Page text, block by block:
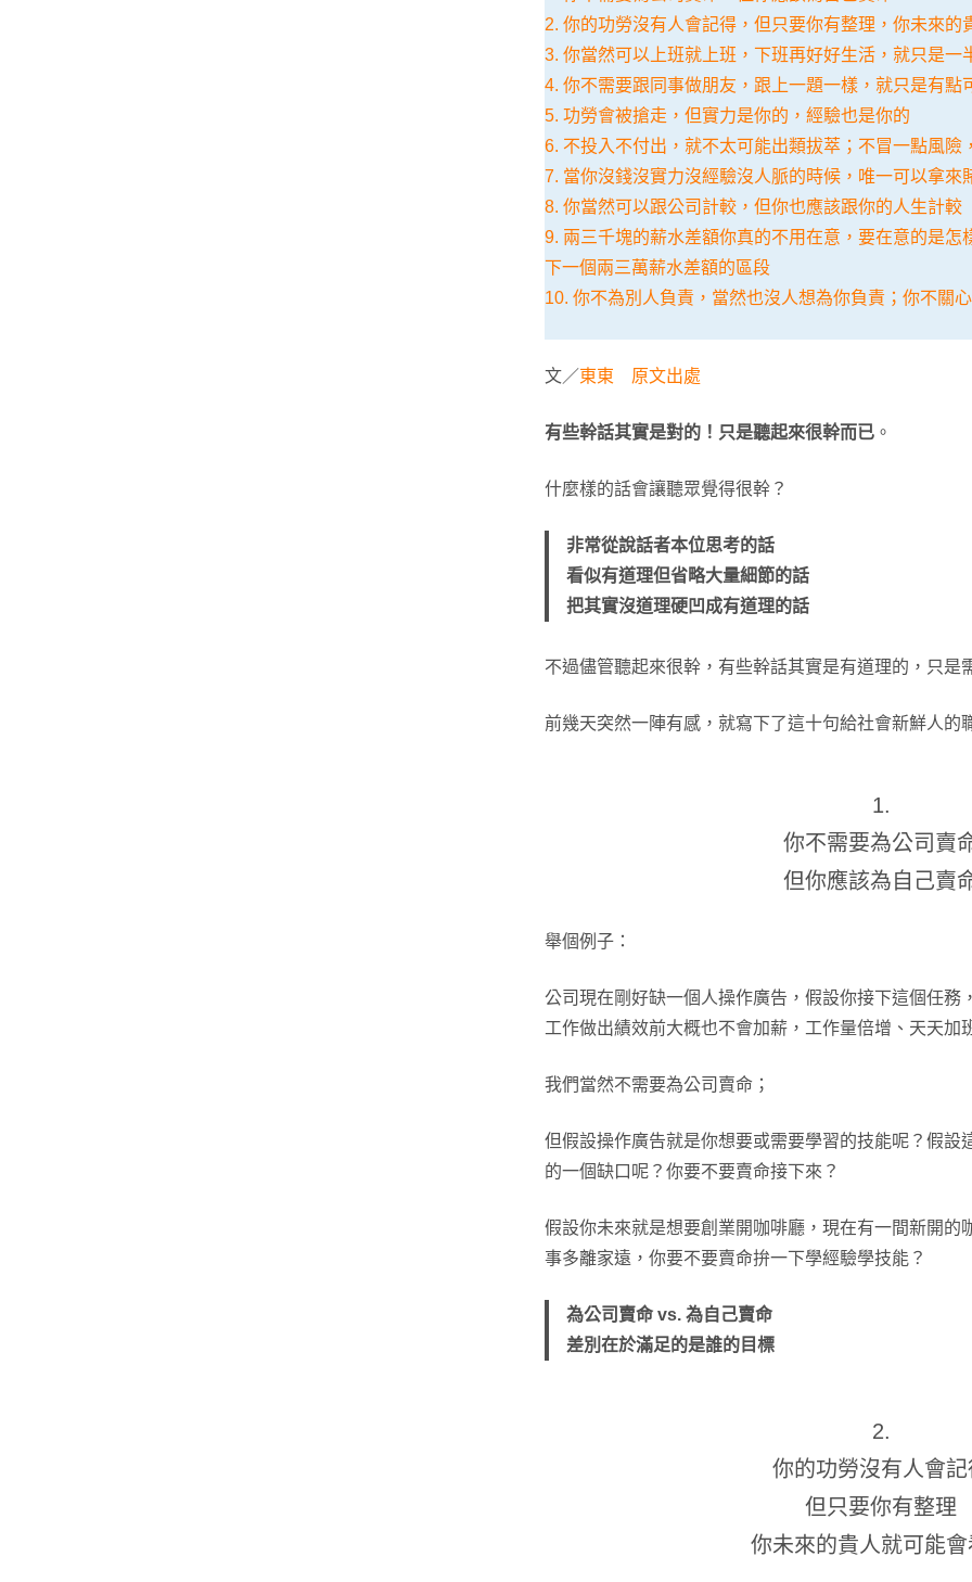
2. 你的功勞沒有人會記得，但只要你有整理，你未來的
3. 你當然可以上班就上班，下班再好好生活，就只是一
4. 你不需要跟同事做朋友，跟上一題一樣，就只是有點
5. 功勞會被搶走，但實力是你的，經驗也是你的
6. 不投入不付出，就不太可能出類拔萃；不冒一點風險
7. 當你沒錢沒實力沒經驗沒人脈的時候，唯一可以拿來
8. 你當然可以跟公司計較，但你也應該跟你的人生計較
9. 兩三千塊的薪水差額你真的不用在意，要在意的是怎
下一個兩三萬薪水差額的區段
10. 你不為別人負責，當然也沒人想為你負責；你不關
文／東東 原文出處
有些幹話其實是對的！只是聽起來很幹而已 。
什麼樣的話會讓聽眾覺得很幹？
非常從說話者本位思考的話
看似有道理但省略大量細節的話
把其實沒道理硬凹成有道理的話
不過儘管聽起來很幹，有些幹話其實是有道理的，只是
前幾天突然一陣有感，就寫下了這十句給社會新鮮人的
1.
你不需要為公司賣
但你應該為自己賣
舉個例子：
公司現在剛好缺一個人操作廣告，假設你接下這個任務
工作做出績效前大概也不會加薪，工作量倍增、天天加
我們當然不需要為公司賣命；
但假設操作廣告就是你想要或需要學習的技能呢？假設
的一個缺口呢？你要不要賣命接下來？
假設你未來就是想要創業開咖啡廳，現在有一間新開的
事多離家遠，你要不要賣命拚一下學經驗學技能？
為公司賣命 vs. 為自己賣命
差別在於滿足的是誰的目標
2.
你的功勞沒有人會記
但只要你有整理
你未來的貴人就可能